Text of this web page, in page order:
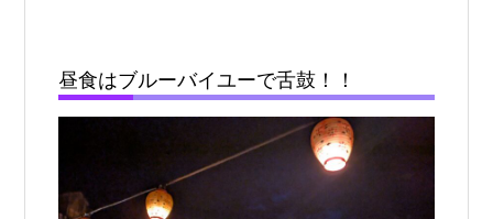
昼食はブルーバイユーで舌鼓！！